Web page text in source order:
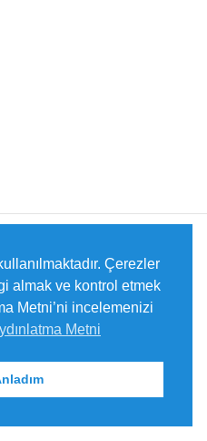
Çerezler
almak ve kontrol etmek
Metni’ni incelemenizi
Metni